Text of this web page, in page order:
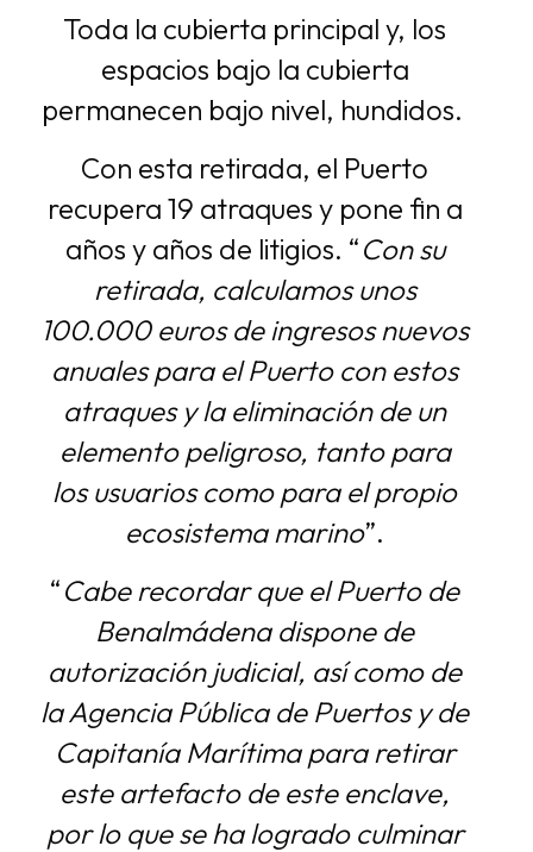
Toda la cubierta principal y, los
espacios bajo la cubierta
permanecen bajo nivel, hundidos.
Con esta retirada, el Puerto
recupera 19 atraques y pone fin a
años y años de litigios. “Con su
retirada, calculamos unos
100.000 euros de ingresos nuevos
anuales para el Puerto con estos
atraques y la eliminación de un
elemento peligroso, tanto para
los usuarios como para el propio
ecosistema marino”.
“Cabe recordar que el Puerto de
Benalmádena dispone de
autorización judicial, así como de
la Agencia Pública de Puertos y de
Capitanía Marítima para retirar
este artefacto de este enclave,
por lo que se ha logrado culminar